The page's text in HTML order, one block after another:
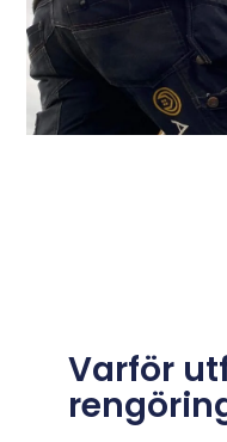
Varför